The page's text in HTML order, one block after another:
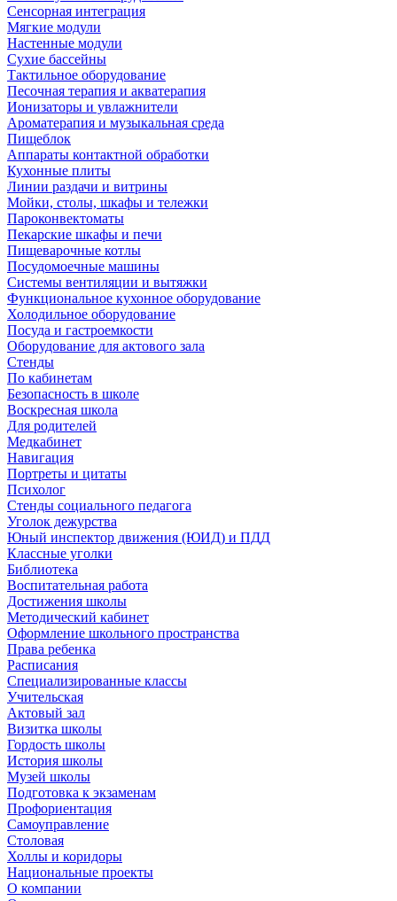
Сенсорная интеграция
Мягкие модули
Настенные модули
Сухие бассейны
Тактильное оборудование
Песочная терапия и акватерапия
Ионизаторы и увлажнители
Ароматерапия и музыкальная среда
Пищеблок
Аппараты контактной обработки
Кухонные плиты
Линии раздачи и витрины
Мойки, столы, шкафы и тележки
Пароконвектоматы
Пекарские шкафы и печи
Пищеварочные котлы
Посудомоечные машины
Системы вентиляции и вытяжки
Функциональное кухонное оборудование
Холодильное оборудование
Посуда и гастроемкости
Оборудование для актового зала
Стенды
По кабинетам
Безопасность в школе
Воскресная школа
Для родителей
Медкабинет
Навигация
Портреты и цитаты
Психолог
Стенды социального педагога
Уголок дежурства
Юный инспектор движения (ЮИД) и ПДД
Классные уголки
Библиотека
Воспитательная работа
Достижения школы
Методический кабинет
Оформление школьного пространства
Права ребенка
Расписания
Специализированные классы
Учительская
Актовый зал
Визитка школы
Гордость школы
История школы
Музей школы
Подготовка к экзаменам
Профориентация
Самоуправление
Столовая
Холлы и коридоры
Национальные проекты
О компании